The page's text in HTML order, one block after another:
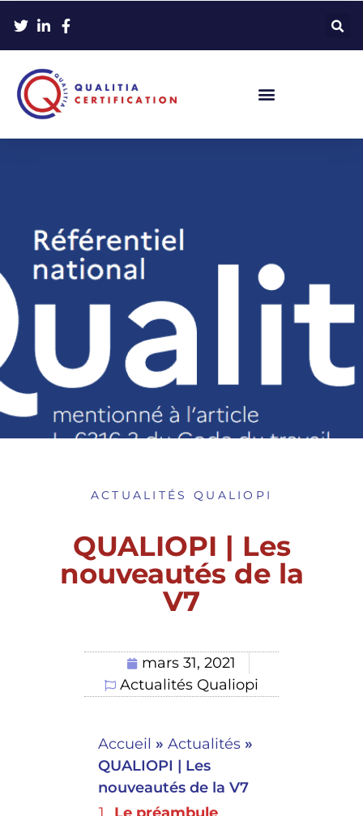
ACTUALITÉS QUALIOPI
QUALIOPI | Les
nouveautés de la
V7
mars 31, 2021
Actualités Qualiopi
Accueil » Actualités»
QUALIOPI | Les
nouveautés de la V7